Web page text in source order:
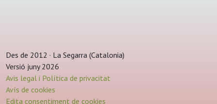
Des de 2012 · La Segarra (Catalonia)
Versió juny 2026
Avis legal i Política de privacitat
Avís de cookies
Edita consentiment de cookies